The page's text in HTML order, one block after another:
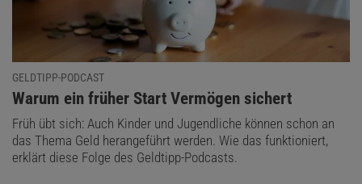
GELDTIPP-PODCAST
:
Warum ein früher Start Vermögen sichert
Früh übt sich: Auch Kinder und Jugendliche können schon an
das Thema Geld herangeführt werden. Wie das funktioniert,
erklärt diese Folge des Geldtipp-Podcasts.